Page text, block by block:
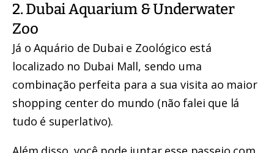
2. Dubai Aquarium & Underwater
Zoo
Já o Aquário de Dubai e Zoológico está
localizado no Dubai Mall, sendo uma
combinação perfeita para a sua visita ao maior
shopping center do mundo (não falei que lá
tudo é superlativo).